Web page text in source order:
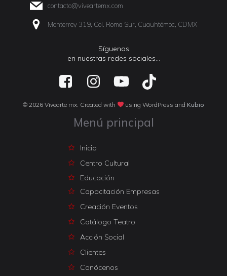
contacto@viveartemx.com
Monterrey 319, Col. Roma Sur, Cuauhtémoc, CDMX
Síguenos
en nuestras redes sociales…
© 2026 Vivearte mx. Created with using WordPress andKubio
Menú principal
Inicio
Centro Cultural
Educación
Capacitación Empresas
Creación Eventos
Catálogo Teatro
Acción Social
Clientes
Conócenos